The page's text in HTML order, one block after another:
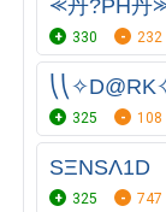
⪻丹?PH丹
330 232
325 108
SΞΝSΛ1D
325 747